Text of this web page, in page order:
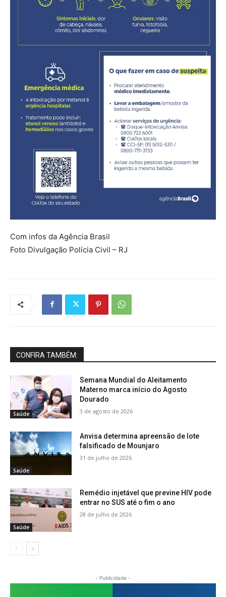
Com infos da Agência Brasil
Foto Divulgação Polícia Civil – RJ
CONFIRA TAMBÉM:
Saúde
Semana Mundial do Aleitamento
Materno marca início do Agosto
Dourado
3 de agosto de 2026
Saúde
Anvisa determina apreensão de lote
falsificado de Mounjaro
31 de julho de 2026
Saúde
Remédio injetável que previne HIV pode
entrar no SUS até o fim o ano
28 de julho de 2026
- Publicidade -